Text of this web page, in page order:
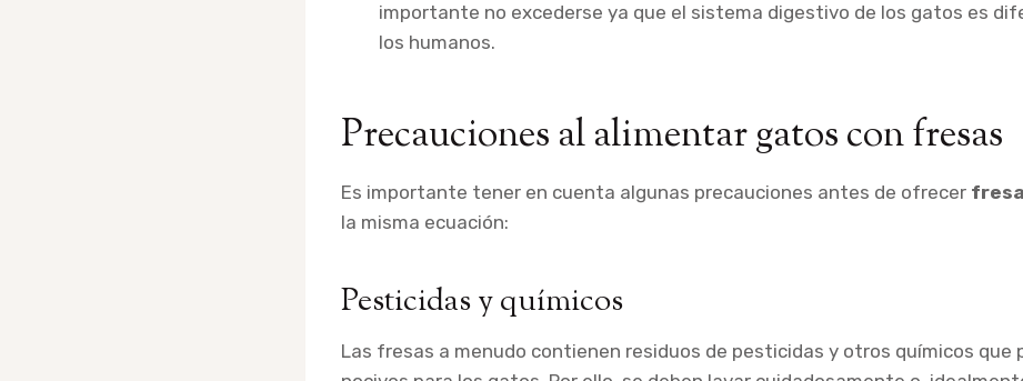
importante no excederse ya que el sistema digestivo de los gatos es
los humanos.
Precauciones al alimentar gatos con fresas
Es importante tener en cuenta algunas precauciones antes de ofrecer
la misma ecuación:
Pesticidas y químicos
Las fresas a menudo contienen residuos de pesticidas y otros químicos que